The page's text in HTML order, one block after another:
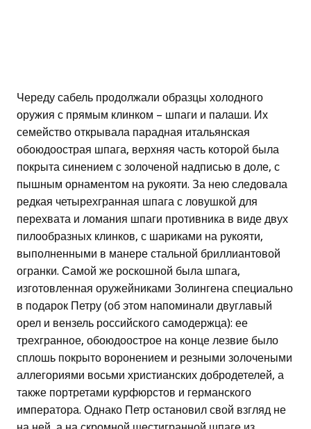
Череду сабель продолжали образцы холодного
оружия с прямым клинком – шпаги и палаши. Их
семейство открывала парадная итальянская
обоюдоострая шпага, верхняя часть которой была
покрыта синением с золоченой надписью в доле, с
пышным орнаментом на рукояти. За нею следовала
редкая четырехгранная шпага с ловушкой для
перехвата и ломания шпаги противника в виде двух
пилообразных клинков, с шариками на рукояти,
выполненными в манере стальной бриллиантовой
огранки. Самой же роскошной была шпага,
изготовленная оружейниками Золингена специально
в подарок Петру (об этом напоминали двуглавый
орел и вензель российского самодержца): ее
трехгранное, обоюдоострое на конце лезвие было
сплошь покрыто воронением и резными золочеными
аллегориями восьми христианских добродетелей, а
также портретами курфюрстов и германского
императора. Однако Петр остановил свой взгляд не